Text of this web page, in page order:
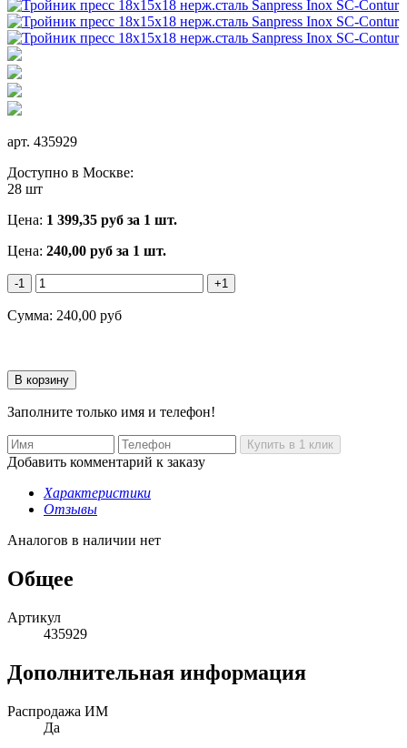
арт. 435929
Доступно в Москве:
28 шт
Цена: 1 399,35 руб за 1 шт.
Цена: 240,00 руб за 1 шт.
-1 +1
Сумма: 240,00 руб
Заполните только имя и телефон!
Добавить комментарий к заказу
Характеристики
Отзывы
Аналогов в наличии нет
Общее
Артикул
435929
Дополнительная информация
Распродажа ИМ
Да